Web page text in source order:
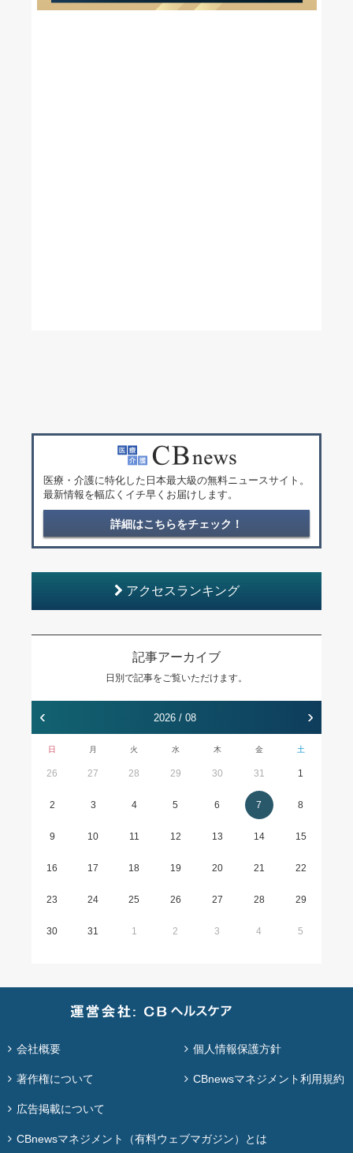
医療・介護に特化した日本最大級の無料ニュースサイト。
最新情報を幅広くイチ早くお届けします。
詳細はこちらをチェック！
アクセスランキング
記事アーカイブ
日別で記事をご覧いただけます。
‹ 2026 / 08 ›
日 月 火 水 木 金 土
26 27 28 29 30 31 1
2 3 4 5 6 7 8
9 10 11 12 13 14 15
16 17 18 19 20 21 22
23 24 25 26 27 28 29
30 31 1 2 3 4 5
会社概要 個人情報保護方針
著作権について CBnewsマネジメント利用規約
広告掲載について
CBnewsマネジメント（有料ウェブマガジン）とは